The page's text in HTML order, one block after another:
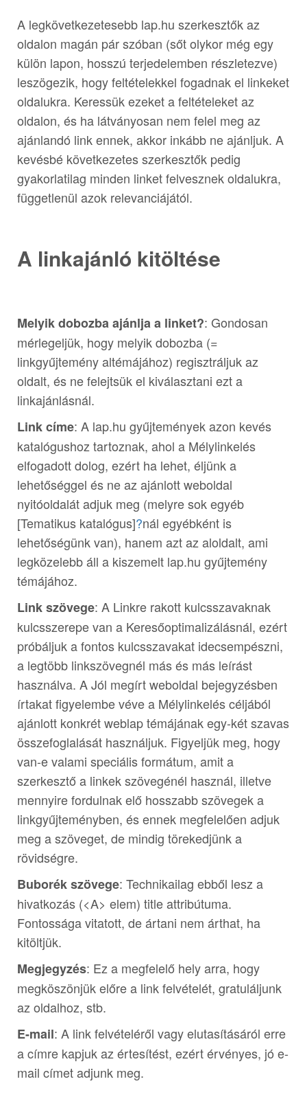
A legkövetkezetesebb lap.hu szerkesztők az
oldalon magán pár szóban (sőt olykor még egy
külön lapon, hosszú terjedelemben részletezve)
leszögezik, hogy feltételekkel fogadnak el linkeket
oldalukra. Keressük ezeket a feltételeket az
oldalon, és ha látványosan nem felel meg az
ajánlandó link ennek, akkor inkább ne ajánljuk. A
kevésbé következetes szerkesztők pedig
gyakorlatilag minden linket felvesznek oldalukra,
függetlenül azok relevanciájától.
A linkajánló kitöltése
Melyik dobozba ajánlja a linket?: Gondosan
mérlegeljük, hogy melyik dobozba (=
linkgyűjtemény altémájához) regisztráljuk az
oldalt, és ne felejtsük el kiválasztani ezt a
linkajánlásnál.
Link címe: A lap.hu gyűjtemények azon kevés
katalógushoz tartoznak, ahol a Mélylinkelés
elfogadott dolog, ezért ha lehet, éljünk a
lehetőséggel és ne az ajánlott weboldal
nyitóoldalát adjuk meg (melyre sok egyéb
[Tematikus katalógus]?nál egyébként is
lehetőségünk van), hanem azt az aloldalt, ami
legközelebb áll a kiszemelt lap.hu gyűjtemény
témájához.
Link szövege: A Linkre rakott kulcsszavaknak
kulcsszerepe van a Keresőoptimalizálásnál, ezért
próbáljuk a fontos kulcsszavakat idecsempészni,
a legtöbb linkszövegnél más és más leírást
használva. A Jól megírt weboldal bejegyzésben
írtakat figyelembe véve a Mélylinkelés céljából
ajánlott konkrét weblap témájának egy-két szavas
összefoglalását használjuk. Figyeljük meg, hogy
van-e valami speciális formátum, amit a
szerkesztő a linkek szövegénél használ, illetve
mennyire fordulnak elő hosszabb szövegek a
linkgyűjteményben, és ennek megfelelően adjuk
meg a szöveget, de mindig törekedjünk a
rövidségre.
Buborék szövege: Technikailag ebből lesz a
hivatkozás (<A> elem) title attribútuma.
Fontossága vitatott, de ártani nem árthat, ha
kitöltjük.
Megjegyzés: Ez a megfelelő hely arra, hogy
megköszönjük előre a link felvételét, gratuláljunk
az oldalhoz, stb.
E-mail: A link felvételéről vagy elutasításáról erre
a címre kapjuk az értesítést, ezért érvényes, jó e-
mail címet adjunk meg.